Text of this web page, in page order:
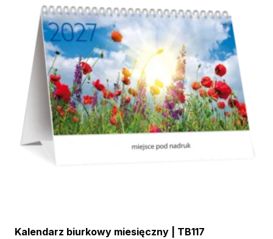
Kalendarz biurkowy miesięczny | TB117